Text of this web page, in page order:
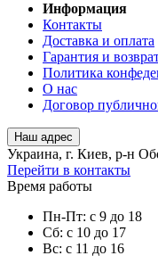
Информация
Контакты
Доставка и оплата
Гарантия и
Политика
О нас
Договор
Наш адрес
Украина, г. Киев, р-н
Перейти в контакты
Время работы
Пн-Пт: с 9 до 18
Сб: с 10 до 17
Вс: с 11 до 16